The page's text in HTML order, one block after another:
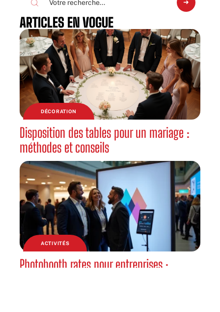
ARTICLES EN VOGUE
DÉCORATION
Disposition des tables pour un mariage :
méthodes et conseils
ACTIVITÉS
Photobooth rates pour entreprises :